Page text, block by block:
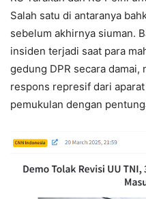
Salah satu di antaranya
sebelum akhirnya siuman.
insiden terjadi saat para
gedung DPR secara
respons represif dari
pemukulan dengan